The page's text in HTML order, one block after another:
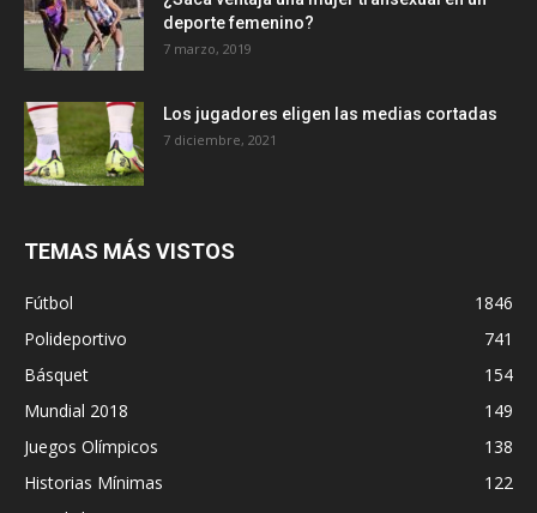
deporte femenino?
7 marzo, 2019
Los jugadores eligen las medias cortadas
7 diciembre, 2021
TEMAS MÁS VISTOS
Fútbol
1846
Polideportivo
741
Básquet
154
Mundial 2018
149
Juegos Olímpicos
138
Historias Mínimas
122